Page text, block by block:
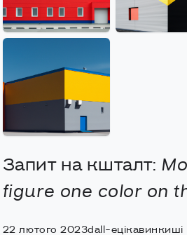
Запит на кшталт:
figure one color on
22 лютого 2023dall-eцікавинкиші